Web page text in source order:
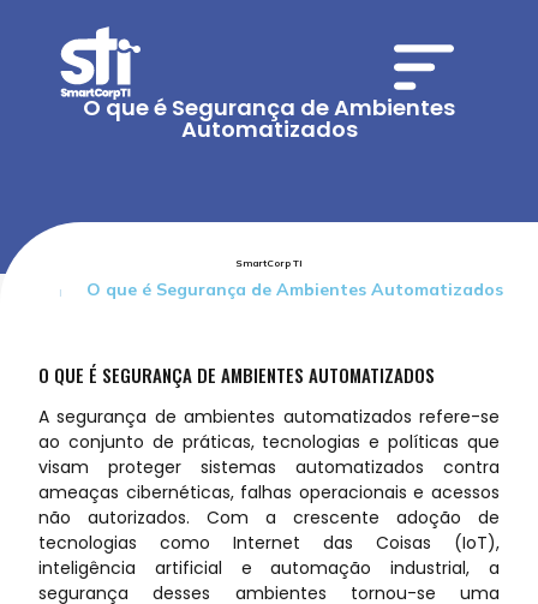
O que é Segurança de Ambientes
Automatizados
SmartCorp TI
O que é Segurança de Ambientes Automatizados
O QUE É SEGURANÇA DE AMBIENTES AUTOMATIZADOS
A segurança de ambientes automatizados refere-se
ao conjunto de práticas, tecnologias e políticas que
visam proteger sistemas automatizados contra
ameaças cibernéticas, falhas operacionais e acessos
não autorizados. Com a crescente adoção de
tecnologias como Internet das Coisas (IoT),
inteligência artificial e automação industrial, a
segurança desses ambientes tornou-se uma